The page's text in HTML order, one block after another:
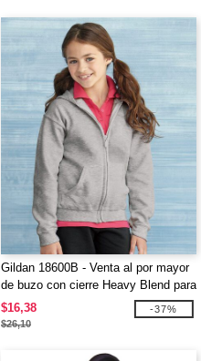
Gildan 18600B - Venta al por mayor
de buzo con cierre Heavy Blend para
niños
$16,38
$26,10
-37%